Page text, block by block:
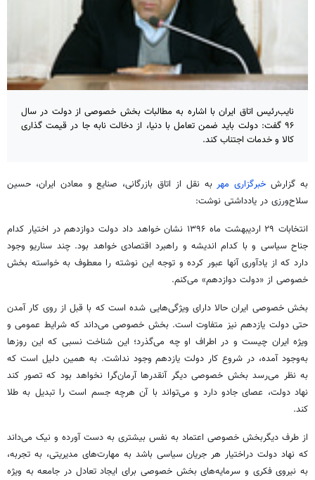
نایب‌رئیس اتاق ایران با اشاره به مطالبات بخش خصوصی از دولت در سال
۹۶ گفت: دولت باید ضمن تعامل با دنیا، از دخالت نابه جا در قیمت گذاری
کالا و خدمات اجتناب کند.
به گزارش خبرگزاری مهر به نقل از اتاق بازرگانی، صنایع و معادن ایران، حسین
سلاح‌ورزی در یادداشتی نوشت:
انتخابات ۲۹ اردیبهشت ماه ۱۳۹۶ نشان خواهد داد دولت دوازدهم در اختیار کدام
جناح سیاسی و با کدام اندیشه و راهبرد اقتصادی خواهد بود. چند سناریو وجود
دارد که از یادآوری آنها عبور کرده و توجه این نوشته را معطوف به خواسته بخش
خصوصی از «دولت دوازدهم» می‌کنم.
بخش خصوصی ایران حالا دارای ویژگی‌هایی شده است که با قبل از روی کار آمدن
حتی دولت یازدهم نیز متفاوت است. بخش خصوصی می‌داند که شرایط عمومی و
ویژه ایران چیست و در اطراف او چه می‌گذرد؛ این شناخت نسبی که این روزها
به‌وجود آمده، در شروع کار دولت یازدهم وجود نداشت. به همین دلیل است که
به نظر می‌رسد بخش خصوصی دیگر آنقدرها آرمان‌گرا نخواهد بود که تصور کند
نهاد دولت، عصای جادو دارد و می‌تواند با آن هرچه جسم است را تبدیل به طلا
کند.
از طرف دیگربخش خصوصی اعتماد به نفس بیشتری به دست آورده و نیک می‌داند
که نهاد دولت دراختیار هر جریان سیاسی باشد به مهارت‌های مدیریتی، به تجربه،
به نیروی فکری و سرمایه‌های بخش خصوصی برای ایجاد تعادل در جامعه به ویژه